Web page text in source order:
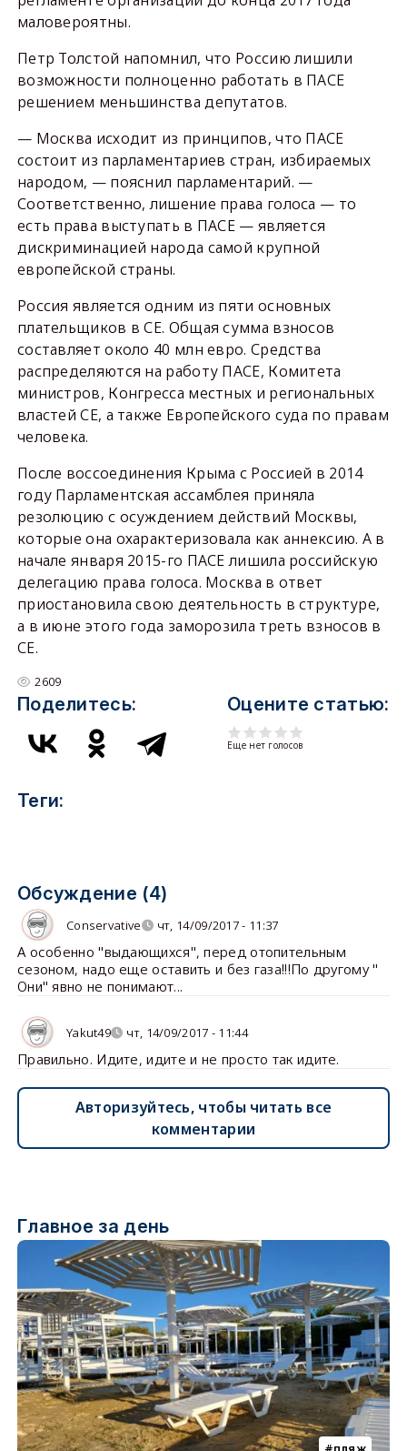
маловероятны.
Петр Толстой напомнил, что Россию лишили
возможности полноценно работать в ПАСЕ
решением меньшинства депутатов.
— Москва исходит из принципов, что ПАСЕ
состоит из парламентариев стран, избираемых
народом, — пояснил парламентарий. —
Соответственно, лишение права голоса — то
есть права выступать в ПАСЕ — является
дискриминацией народа самой крупной
европейской страны.
Россия является одним из пяти основных
плательщиков в СЕ. Общая сумма взносов
составляет около 40 млн евро. Средства
распределяются на работу ПАСЕ, Комитета
министров, Конгресса местных и региональных
властей СЕ, а также Европейского суда по правам
человека.
После воссоединения Крыма с Россией в 2014
году Парламентская ассамблея приняла
резолюцию с осуждением действий Москвы,
которые она охарактеризовала как аннексию. А в
начале января 2015-го ПАСЕ лишила российскую
делегацию права голоса. Москва в ответ
приостановила свою деятельность в структуре,
а в июне этого года заморозила треть взносов в
СЕ.
2609
Поделитесь: Оцените статью:
Еще нет голосов
Теги:
Обсуждение (4)
Conservative чт, 14/09/2017 - 11:37
А особенно "выдающихся", перед отопительным
сезоном, надо еще оставить и без газа!!!По другому "
Они" явно не понимают...
Yakut49 чт, 14/09/2017 - 11:44
Правильно. Идите, идите и не просто так идите.
Авторизуйтесь, чтобы читать все
комментарии
Главное за день